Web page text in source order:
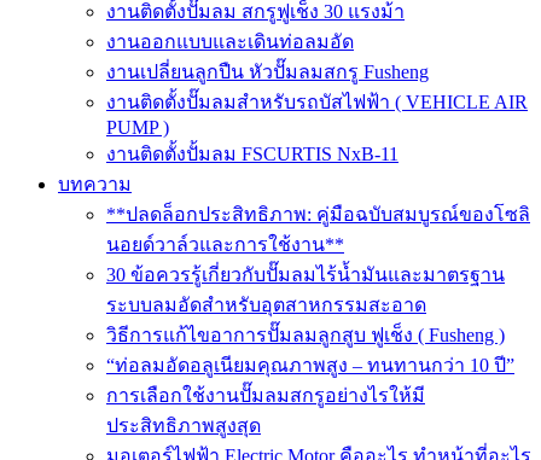
งานติดตั้งปั๊มลม สกรูฟูเช็ง 30 แรงม้า
งานออกแบบและเดินท่อลมอัด
งานเปลี่ยนลูกปืน หัวปั๊มลมสกรู Fusheng
งานติดตั้งปั๊มลมสำหรับรถบัสไฟฟ้า ( VEHICLE AIR
PUMP )
งานติดตั้งปั้มลม FSCURTIS NxB-11
บทความ
**ปลดล็อกประสิทธิภาพ: คู่มือฉบับสมบูรณ์ของโซลิ
นอยด์วาล์วและการใช้งาน**
30 ข้อควรรู้เกี่ยวกับปั๊มลมไร้น้ำมันและมาตรฐาน
ระบบลมอัดสำหรับอุตสาหกรรมสะอาด
วิธีการแก้ไขอาการปั๊มลมลูกสูบ ฟูเช็ง ( Fusheng )
“ท่อลมอัดอลูเนียมคุณภาพสูง – ทนทานกว่า 10 ปี”
การเลือกใช้งานปั๊มลมสกรูอย่างไรให้มี
ประสิทธิภาพสูงสุด
มอเตอร์ไฟฟ้า Electric Motor คืออะไร ทำหน้าที่อะไร